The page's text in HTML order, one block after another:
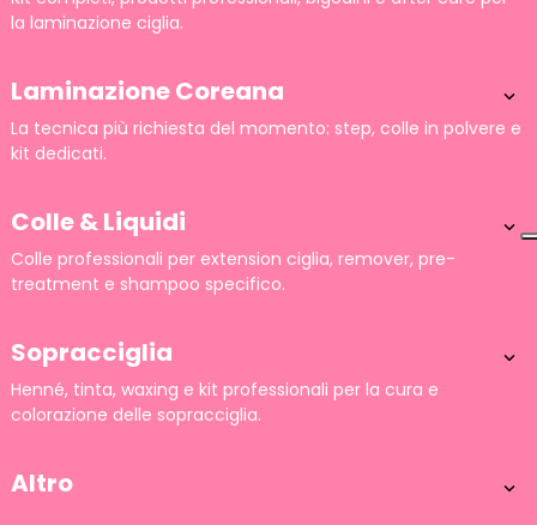
la laminazione ciglia.
Laminazione Coreana 
La tecnica più richiesta del momento: step, colle in polvere e
kit dedicati.
Colle & Liquidi 
Colle professionali per extension ciglia, remover, pre-
treatment e shampoo specifico.
Sopracciglia 
Henné, tinta, waxing e kit professionali per la cura e
colorazione delle sopracciglia.
Altro 